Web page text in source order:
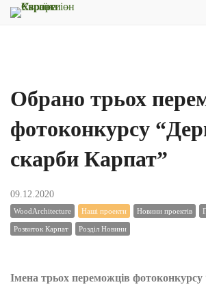
Обрано трьох
фотоконкурсу
скарби Карпат”
09.12.2020
WoodArchitecture Наші проекти Новини проектів
Розвиток Карпат Розділ Новини
Імена трьох переможців фотоконкурсу